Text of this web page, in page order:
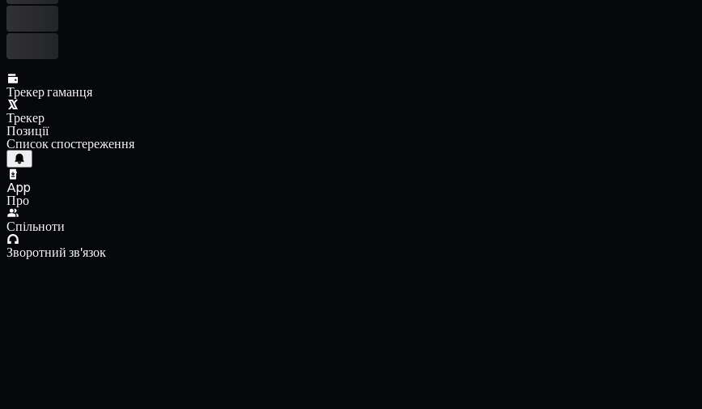
Трекер гаманця
Трекер
Позиції
Список спостереження
App
Про
Спільноти
Зворотний зв'язок